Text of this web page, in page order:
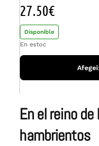
en el reino de los esp¡ritus
hambrientos
27.50€
Disponible
En estoc